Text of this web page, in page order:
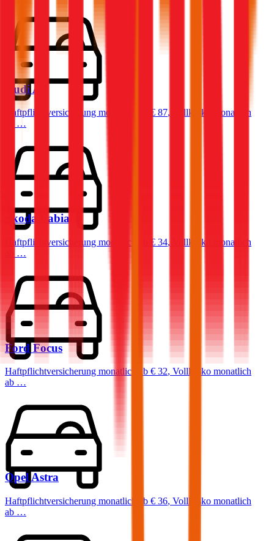
Audi A4
Haftpflichtversicherung monatlich ab € 87,
Vollkasko monatlich
ab …
Skoda Fabia
Haftpflichtversicherung monatlich ab € 34,
Vollkasko monatlich
ab …
Ford Focus
Haftpflichtversicherung monatlich ab € 32, Vollkasko monatlich
ab …
Opel Astra
Haftpflichtversicherung monatlich ab € 36, Vollkasko monatlich
ab …